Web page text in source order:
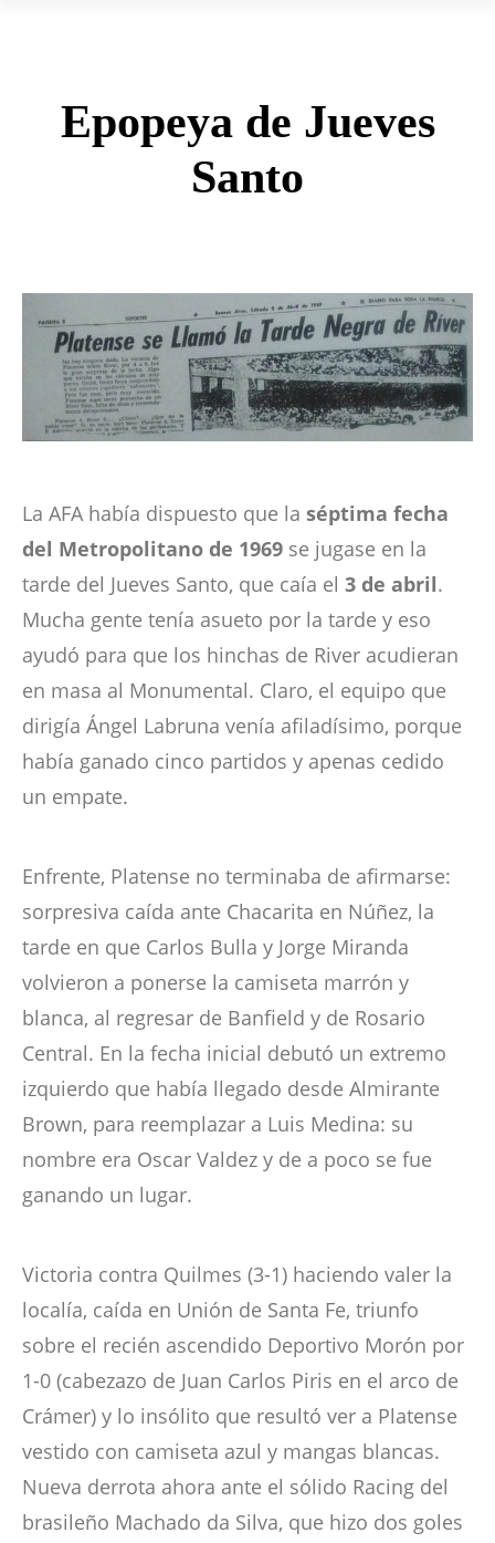
Epopeya de Jueves
Santo
La AFA había dispuesto que la séptima fecha
del Metropolitano de 1969 se jugase en la
tarde del Jueves Santo, que caía el 3 de abril.
Mucha gente tenía asueto por la tarde y eso
ayudó para que los hinchas de River acudieran
en masa al Monumental. Claro, el equipo que
dirigía Ángel Labruna venía afiladísimo, porque
había ganado cinco partidos y apenas cedido
un empate.
Enfrente, Platense no terminaba de afirmarse:
sorpresiva caída ante Chacarita en Núñez, la
tarde en que Carlos Bulla y Jorge Miranda
volvieron a ponerse la camiseta marrón y
blanca, al regresar de Banfield y de Rosario
Central. En la fecha inicial debutó un extremo
izquierdo que había llegado desde Almirante
Brown, para reemplazar a Luis Medina: su
nombre era Oscar Valdez y de a poco se fue
ganando un lugar.
Victoria contra Quilmes (3-1) haciendo valer la
localía, caída en Unión de Santa Fe, triunfo
sobre el recién ascendido Deportivo Morón por
1-0 (cabezazo de Juan Carlos Piris en el arco de
Crámer) y lo insólito que resultó ver a Platense
vestido con camiseta azul y mangas blancas.
Nueva derrota ahora ante el sólido Racing del
brasileño Machado da Silva, que hizo dos goles